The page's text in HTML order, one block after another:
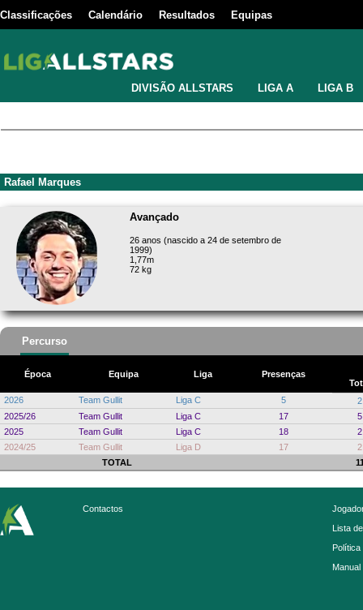
Classificações Calendário Resultados Equipas
DIVISÃO ALLSTARS LIGA A LIGA B
Rafael Marques
Avançado
26 anos (nascido a 24 de setembro de
1999)
1,77m
72 kg
Percurso
Época Equipa Liga
Presenças
2026
Team Gullit Liga C 5
2
2025/26
Team Gullit Liga C 17
5
2025
Team Gullit Liga C 18
2
2024/25
Team Gullit Liga D 17
2
TOTAL
Contactos
Lista
Política